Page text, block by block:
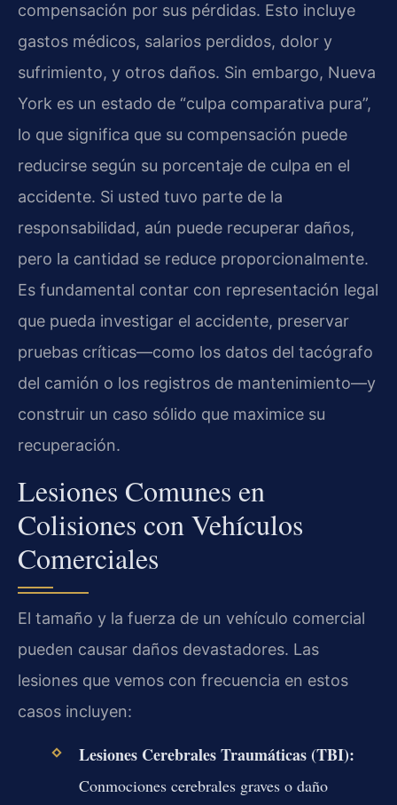
compensación por sus pérdidas. Esto incluye
gastos médicos, salarios perdidos, dolor y
sufrimiento, y otros daños. Sin embargo, Nueva
York es un estado de “culpa comparativa pura”,
lo que significa que su compensación puede
reducirse según su porcentaje de culpa en el
accidente. Si usted tuvo parte de la
responsabilidad, aún puede recuperar daños,
pero la cantidad se reduce proporcionalmente.
Es fundamental contar con representación legal
que pueda investigar el accidente, preservar
pruebas críticas—como los datos del tacógrafo
del camión o los registros de mantenimiento—y
construir un caso sólido que maximice su
recuperación.
Lesiones Comunes en
Colisiones con Vehículos
Comerciales
El tamaño y la fuerza de un vehículo comercial
pueden causar daños devastadores. Las
lesiones que vemos con frecuencia en estos
casos incluyen:
Lesiones Cerebrales Traumáticas (TBI):
Conmociones cerebrales graves o daño